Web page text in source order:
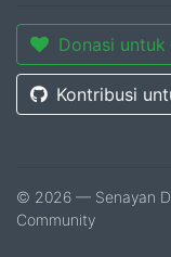
Donasi untuk
Kontribusi
© 2026 — Senayan
Community